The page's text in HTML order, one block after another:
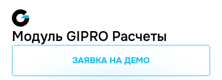
Модуль GIPRO Расчеты
ЗАЯВКА НА ДЕМО